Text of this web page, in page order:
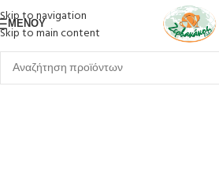
Skip to navigation
Skip to main content
ΜΕΝΟΎ